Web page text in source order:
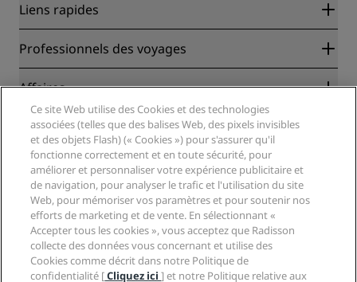
Liens rapides
Radisson Rewards
Blog
Nouveaux et futurs hôtels
Application Radisson Hotels
Hôtels adaptés aux sportifs
Hôtels adaptés aux Familles
Santé et sécurité
Professionnels des voyages
Partenaires
Agents de voyages
Affaires
Radisson Hotel Group
Médias
Carrières RHG
Carrières PPHE
Carrières EHL
The Club by RHG
Opportunités de développement
Entreprise responsable
Approvisionnement
Légal
Centre de confidentialité
Mentions légales
Conditions générales Radisson Rewards
Contrat d’utilisation du site
Accessibilité numérique
Déclaration sur l’esclavage moderne
Aide
Avis aux consommateurs
Contact
FAQ
Plan du site
Médias sociaux
Marques Radisson Hotels
Ce site Web utilise des Cookies et des technologies
associées (telles que des balises Web, des pixels invisibles
et des objets Flash) (« Cookies ») pour s'assurer qu'il
fonctionne correctement et en toute sécurité, pour
améliorer et personnaliser votre expérience publicitaire et
de navigation, pour analyser le trafic et l'utilisation du site
Web, pour mémoriser vos paramètres et pour soutenir nos
efforts de marketing et de vente. En sélectionnant «
Accepter tous les cookies », vous acceptez que Radisson
collecte des données vous concernant et utilise des
Cookies comme décrit dans notre Politique de
confidentialité [Cliquez ici] et notre Politique relative aux